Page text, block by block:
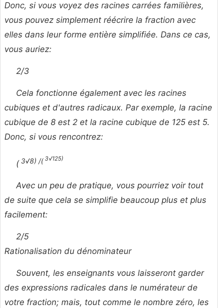
Donc, si vous voyez des racines carrées familières,
vous pouvez simplement réécrire la fraction avec
elles dans leur forme entière simplifiée. Dans ce cas,
vous auriez:
2/3
Cela fonctionne également avec les racines
cubiques et d'autres radicaux. Par exemple, la racine
cubique de 8 est 2 et la racine cubique de 125 est 5.
Donc, si vous rencontrez:
(3√8) /(3√125)
Avec un peu de pratique, vous pourriez voir tout
de suite que cela se simplifie beaucoup plus et plus
facilement:
2/5
Rationalisation du dénominateur
Souvent, les enseignants vous laisseront garder
des expressions radicales dans le numérateur de
votre fraction; mais, tout comme le nombre zéro, les